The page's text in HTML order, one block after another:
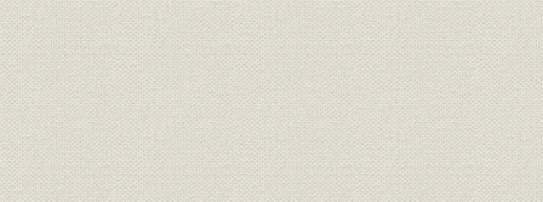
投資;財務・業績 田畑管轄店別 昭和3年度
売上;経営 小作料累年比較 明治38年
売上;経営 石当リ売上単価 明治38年